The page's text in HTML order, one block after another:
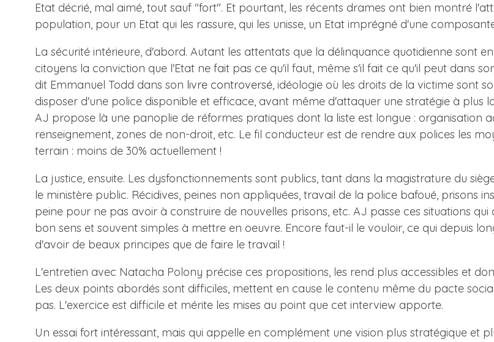
Etat décrié, mal aimé, tout sauf "fort". Et pourtant, les récents drames ont bien montré
population, pour un Etat qui les rassure, qui les unisse, un Etat imprégné d'une
La sécurité intérieure, d'abord. Autant les attentats que la délinquance quotidienne sont
citoyens la conviction que l'Etat ne fait pas ce qu'il faut, même s'il fait ce qu'il peut dans
dit Emmanuel Todd dans son livre controversé, idéologie où les droits de la victime sont
disposer d'une police disponible et efficace, avant même d'attaquer une stratégie à plus
AJ propose là une panoplie de réformes pratiques dont la liste est longue : organisation
renseignement, zones de non-droit, etc. Le fil conducteur est de rendre aux polices les
terrain : moins de 30% actuellement !
La justice, ensuite. Les dysfonctionnements sont publics, tant dans la magistrature du
le ministère public. Récidives, peines non appliquées, travail de la police bafoué, prisons
peine pour ne pas avoir à construire de nouvelles prisons, etc. AJ passe ces situations
bon sens et souvent simples à mettre en oeuvre. Encore faut-il le vouloir, ce qui depuis
d'avoir de beaux principes que de faire le travail !
L'entretien avec Natacha Polony précise ces propositions, les rend plus accessibles et
Les deux points abordés sont difficiles, mettent en cause le contenu même du pacte
pas. L'exercice est difficile et mérite les mises au point que cet interview apporte.
Un essai fort intéressant, mais qui appelle en complément une vision plus stratégique et